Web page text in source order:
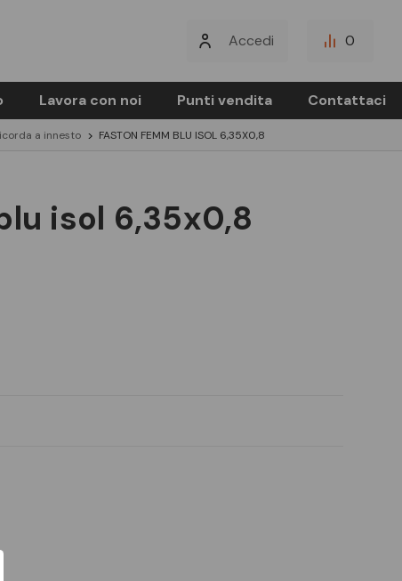
Accedi 0
Lavora con noi Punti vendita Contattaci
a innesto FASTON FEMM BLU ISOL 6,35X0,8
isol 6,35x0,8